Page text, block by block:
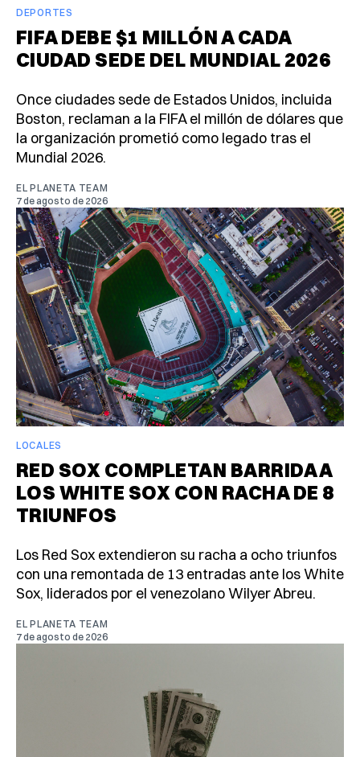
DEPORTES
FIFA DEBE $1 MILLÓN A CADA
CIUDAD SEDE DEL MUNDIAL 2026
Once ciudades sede de Estados Unidos, incluida
Boston, reclaman a la FIFA el millón de dólares que
la organización prometió como legado tras el
Mundial 2026.
EL PLANETA TEAM
7 de agosto de 2026
LOCALES
RED SOX COMPLETAN BARRIDA A
LOS WHITE SOX CON RACHA DE 8
TRIUNFOS
Los Red Sox extendieron su racha a ocho triunfos
con una remontada de 13 entradas ante los White
Sox, liderados por el venezolano Wilyer Abreu.
EL PLANETA TEAM
7 de agosto de 2026